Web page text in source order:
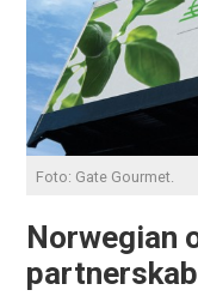
Foto: Gate Gourmet.
Norwegian
partnerskab